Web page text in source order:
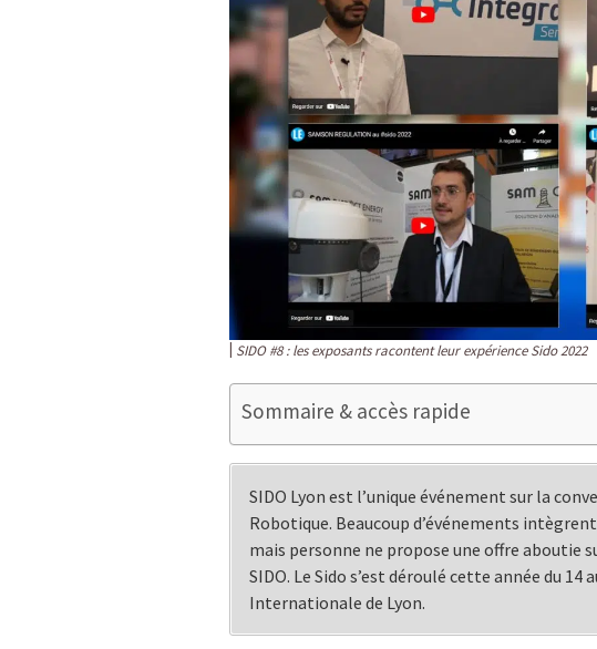
SIDO #8 : les exposants racontent leur expérience Sido 2022
Sommaire & accès rapide
SIDO Lyon est l’unique événement sur la
Robotique. Beaucoup d’événements
mais personne ne propose une offre aboutie
SIDO. Le Sido s’est déroulé cette année du 14
Internationale de Lyon.